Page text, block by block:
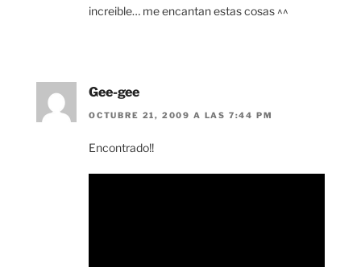
increible… me encantan estas cosas ^^
Gee-gee
OCTUBRE 21, 2009 A LAS 7:44 PM
Encontrado!!